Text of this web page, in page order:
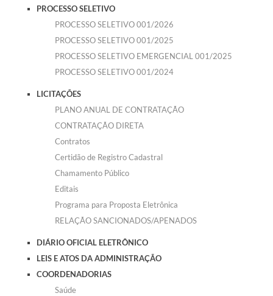
PROCESSO SELETIVO
PROCESSO SELETIVO 001/2026
PROCESSO SELETIVO 001/2025
PROCESSO SELETIVO EMERGENCIAL 001/2025
PROCESSO SELETIVO 001/2024
LICITAÇÕES
PLANO ANUAL DE CONTRATAÇÃO
CONTRATAÇÃO DIRETA
Contratos
Certidão de Registro Cadastral
Chamamento Público
Editais
Programa para Proposta Eletrônica
RELAÇÃO SANCIONADOS/APENADOS
DIÁRIO OFICIAL ELETRÔNICO
LEIS E ATOS DA ADMINISTRAÇÃO
COORDENADORIAS
Saúde